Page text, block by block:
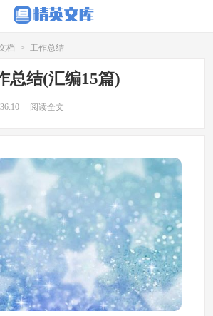
档 > 工作总结
总结(汇编15篇)
阅读全文